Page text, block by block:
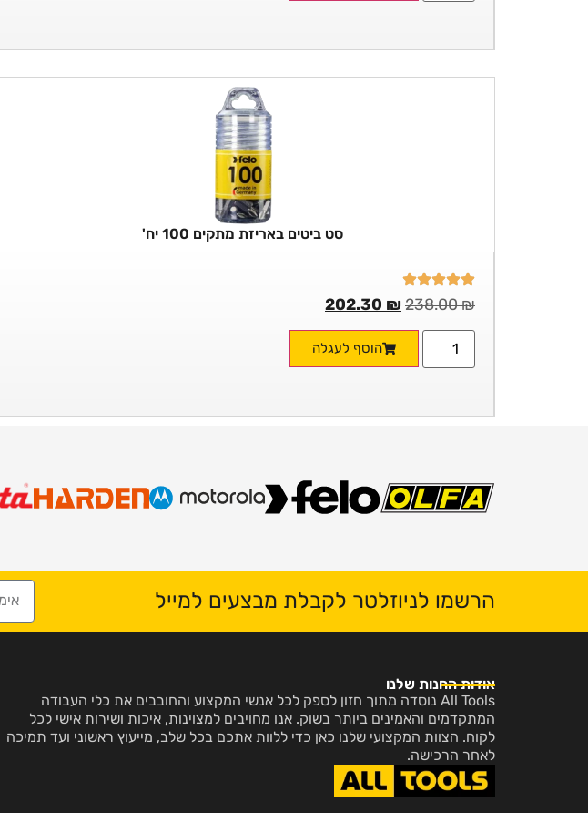
סט ביטים באריזת מתקים 100 יח'
238.00₪
202.30 ₪
הוסף לעגלה
הרשמו לניוזלטר לקבלת מבצעים למייל
אודות החנות שלנו
All Tools נוסדה מתוך חזון לספק לכל אנשי המקצוע והחובבים את כלי העבודה
המתקדמים והאמינים ביותר בשוק. אנו מחויבים למצוינות, איכות ושירות אישי לכל
לקוח. הצוות המקצועי שלנו כאן כדי ללוות אתכם בכל שלב, מייעוץ ראשוני ועד תמיכה
לאחר הרכישה.